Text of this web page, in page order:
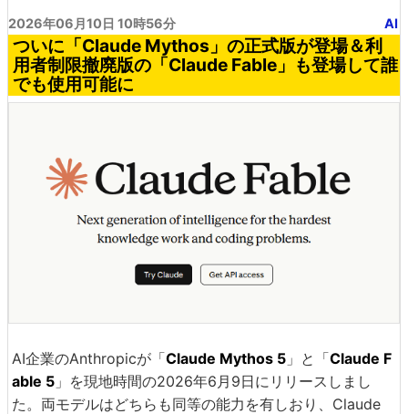
2026年06月10日 10時56分 AI
ついに「Claude Mythos」の正式版が登場＆利
用者制限撤廃版の「Claude Fable」も登場して誰
でも使用可能に
AI企業のAnthropicが「Claude Mythos 5 」と「Claude F
able 5 」を現地時間の2026年6月9日にリリースしまし
た。両モデルはどちらも同等の能力を有しおり、Claude